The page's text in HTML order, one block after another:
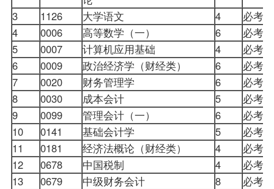
3 1126 大学语文 4
必考
4
0006 高等数学（一） 6
必考
5
0007 计算机应用基础 4
必考
6
0009 政治经济学（财经类） 6
必考
7
0020 财务管理学 6
必考
8
0030 成本会计 5
必考
9
0099 管理会计（一） 6
必考
10
0141 基础会计学 5
必考
11
0181 经济法概论（财经类） 4
必考
12
0678 中国税制 4
必考
13
0679 中级财务会计 8
必考